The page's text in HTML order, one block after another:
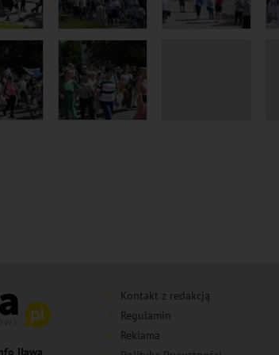
Iława
Kontakt z redakcją
Regulamin
Reklama